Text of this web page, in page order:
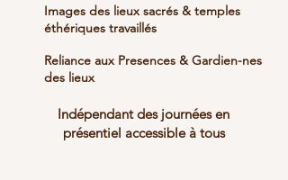
Images des lieux sacrés & temples
éthériques travaillés
Reliance aux Presences & Gardien-nes
des lieux
Indépendant des journées en
présentiel accessible à tous